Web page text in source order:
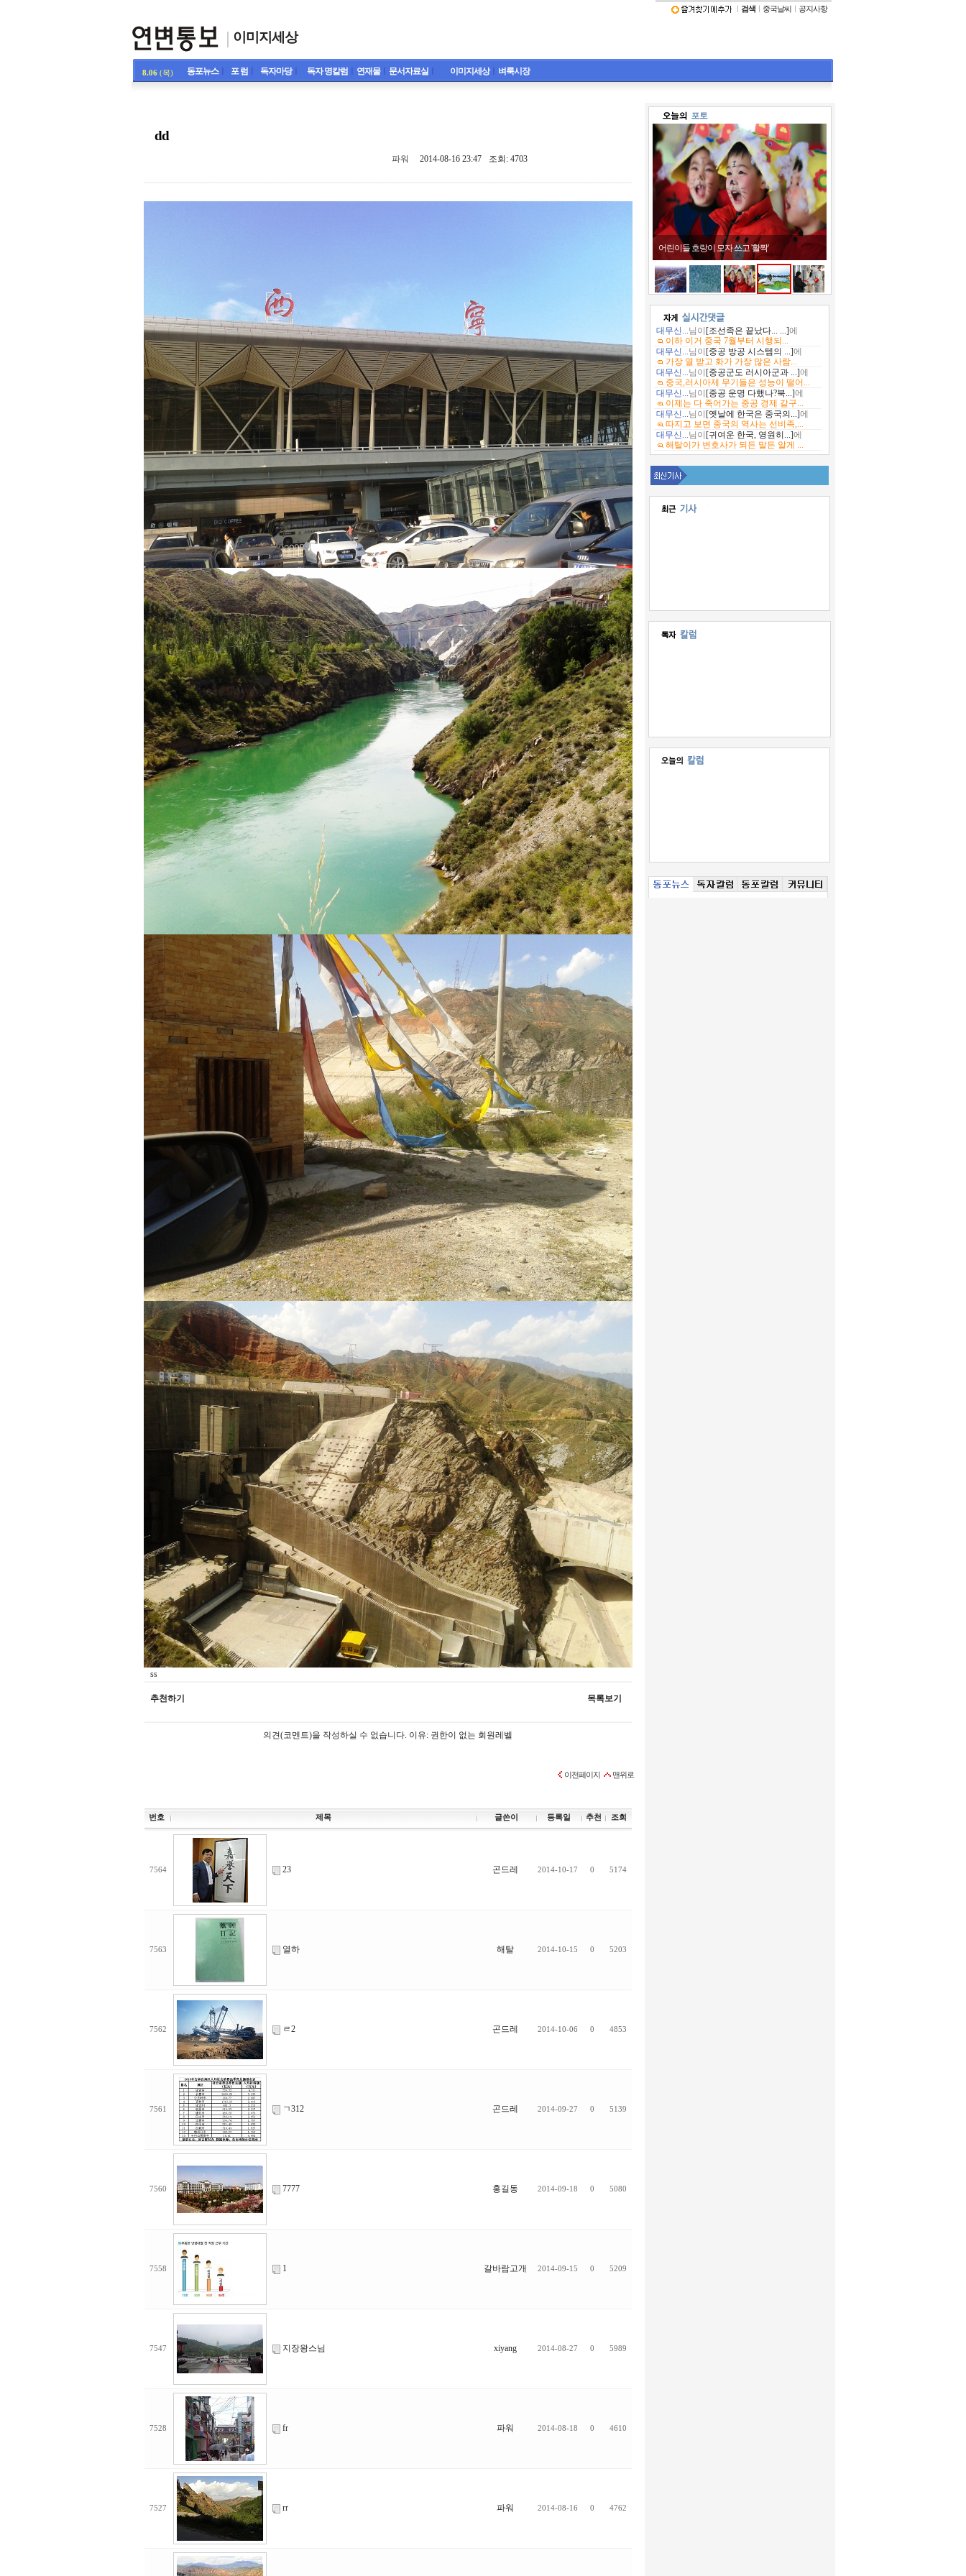
이미지세상
검색 중국날씨 공지사항
8.06 (목) 동포뉴스ㅣ 포 럼 독자마당ㅣ 독자 명칼럼 연재물ㅣ 문서자료실 이미지세상ㅣ 벼룩시장
dd
파워 2014-08-16 23:47 조회: 4703
ss
추천하기 목록보기
의견(코멘트)을 작성하실 수 없습니다. 이유: 권한이 없는 회원레벨
이전페이지 맨위로
번호 제목 글쓴이 등록일 추천 조회
7564 23 곤드레 2014-10-17 0 5174
7563 열하 해탈 2014-10-15 0 5203
7562 ㄹ2 곤드레 2014-10-06 0 4853
7561 ㄱ312 곤드레 2014-09-27 0 5139
7560 7777 홍길동 2014-09-18 0 5080
7558 1 갈바람고개 2014-09-15 0 5209
7547 지장왕스님 xiyang 2014-08-27 0 5989
7528 fr 파워 2014-08-18 0 4610
7527 rr 파워 2014-08-16 0 4762
어린이들 호랑이 모자 쓰고 '활짝'
대무신...님이 [조선족은 끝났다... ...]에
이하 이거 중국 7월부터 시행되...
대무신...님이 [중공 방공 시스템의 ...]에
가장 열 받고 화가 가장 많은 사람...
대무신...님이 [중공군도 러시아군과 ...]에
중국,러시아제 무기들은 성능이 떨어...
대무신...님이 [중공 운명 다했나?북...]에
이제는 다 죽어가는 중공 경제 같구...
대무신...님이 [옛날에 한국은 중국의...]에
따지고 보면 중국의 역사는 선비족,...
대무신...님이 [귀여운 한국, 영원히...]에
해탈이가 변호사가 되든 말든 알게 ...